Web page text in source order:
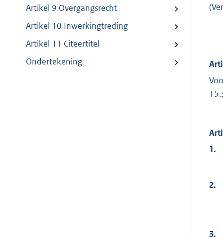
Artikel 9 Overgangsrecht
Artikel 10 Inwerkingtreding
Artikel 11 Citeertitel
Ondertekening
1.
2.
3.